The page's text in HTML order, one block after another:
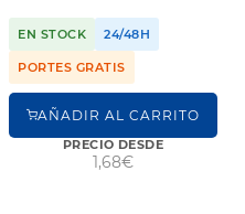
EN STOCK 24/48H
PORTES GRATIS
AÑADIR AL CARRITO
PRECIO DESDE
1,68€